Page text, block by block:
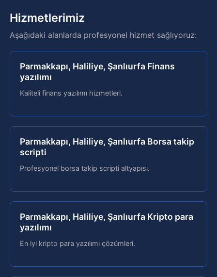
Hizmetlerimiz
Aşağıdaki alanlarda profesyonel hizmet sağlıyoruz:
Parmakkapı, Haliliye, Şanlıurfa Finans
yazılımı
Kaliteli finans yazılımı hizmetleri.
Parmakkapı, Haliliye, Şanlıurfa Borsa takip
scripti
Profesyonel borsa takip scripti altyapısı.
Parmakkapı, Haliliye, Şanlıurfa Kripto para
yazılımı
En iyi kripto para yazılımı çözümleri.